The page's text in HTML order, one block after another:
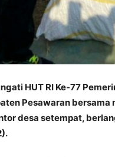
HUT RI Ke-77
Pesawaran
desa setempat,